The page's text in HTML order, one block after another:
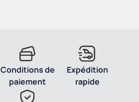
Conditions de
paiement
Expédition
rapide